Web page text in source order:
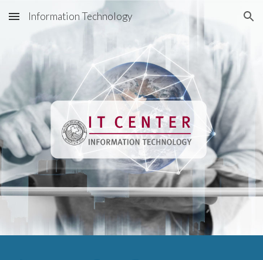
Skip to main content Skip to navigation
Information Technology